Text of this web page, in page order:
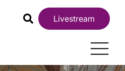
Livestream